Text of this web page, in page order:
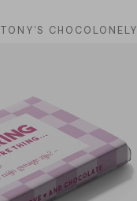
TONY'S CHOCOLONELY